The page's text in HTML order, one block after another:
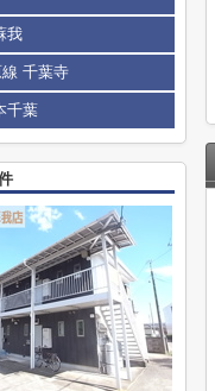
我
千葉寺
千葉